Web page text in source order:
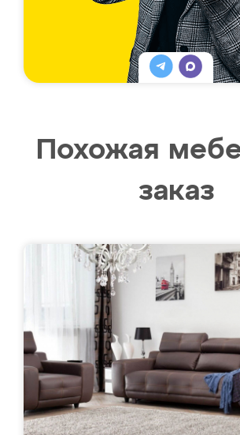
Похожая
заказ